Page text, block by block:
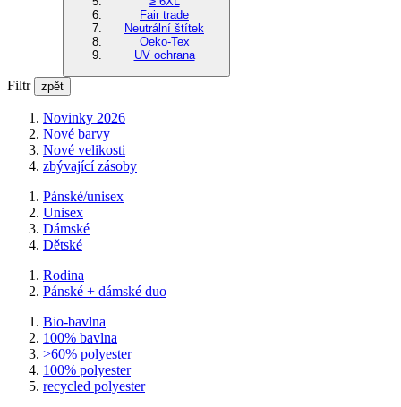
Fair trade
Neutrální štítek
Oeko-Tex
UV ochrana
Filtr zpět
Novinky 2026
Nové barvy
Nové velikosti
zbývající zásoby
Pánské/unisex
Unisex
Dámské
Dětské
Rodina
Pánské + dámské duo
Bio-bavlna
100% bavlna
>60% polyester
100% polyester
recycled polyester